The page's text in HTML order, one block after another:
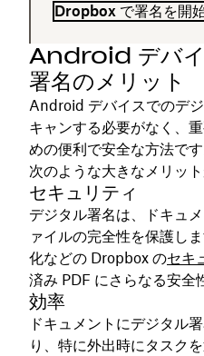
Dropbox で署名を開
Android デバイ
署名のメリット
Android デバイスでのデ
キャンする必要がなく、
めの便利で安全な方法です
次のような大きなメリット
セキュリティ
デジタル署名は、ドキュ
ァイルの完全性を保護し
化などの Dropbox のセキ
済み PDF にさらなる安全
効率
ドキュメントにデジタル
り、特に外出時にタスク